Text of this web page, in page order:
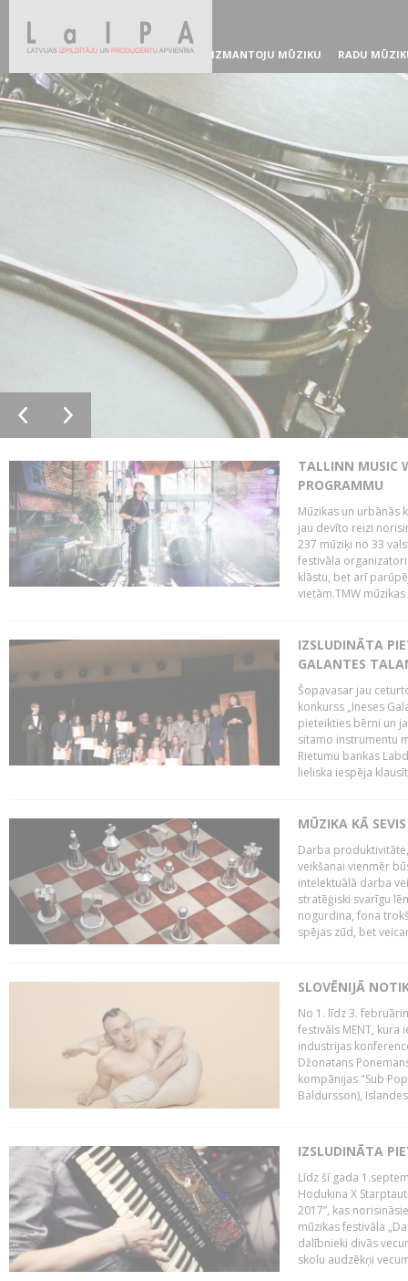
IZMANTOJU MŪZIKU RADU
TALLINN MUSIC
PROGRAMMU
Mūzikas un urbānās
jau devīto reizi
237 mūziķi no 33
festivāla
klāstu, bet arī
vietām.TMW
IZSLUDINĀTA
GALANTES
Šopavasar jau
konkurss „Ineses
pieteikties bērni un
sitamo instrumentu
Rietumu bankas
lieliska iespēja
MŪZIKA KĀ
Darba
veikšanai vienmēr
intelektuālā darba
stratēģiski svarīgu
nogurdina, fona
spējas zūd, bet
SLOVĒNIJĀ
No 1. līdz 3.
festivāls MENT, kura
industrijas
Džonatans
kompānijas "Sub
Baldursson),
IZSLUDINĀTA
Līdz šī gada
Hodukina X
2017”, kas
mūzikas festivāla
dalībnieki divās
skolu audzēkņi